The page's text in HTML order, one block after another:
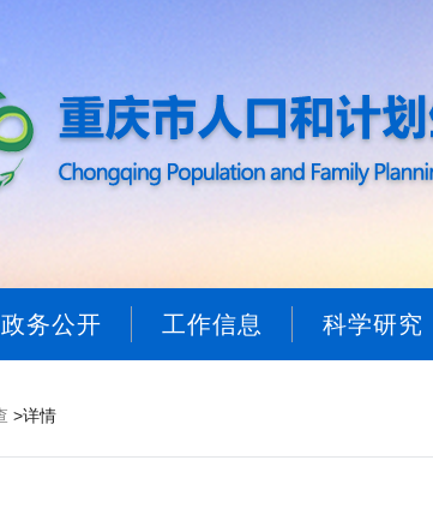
政务公开 工作信息 科学研究
>详情